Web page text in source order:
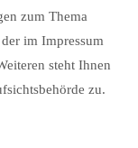
zum Thema
im Impressum
steht Ihnen
zu.